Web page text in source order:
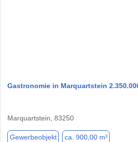
Gastronomie in Marquartstein
Marquartstein, 83250
Gewerbeobjekt ca. 900,00 m²